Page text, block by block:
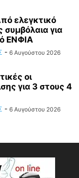
ελεγκτικό
συμβόλαια για
ΕΝΦΙΑ
- 6 Αυγούστου 2026
οι
για 3 στους 4
- 6 Αυγούστου 2026